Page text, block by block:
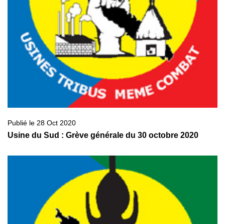
Publié le 28 Oct 2020
Usine du Sud : Grève générale du 30 octobre 2020